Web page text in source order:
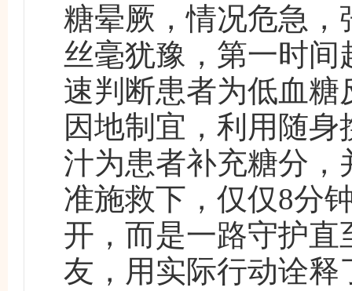
糖晕厥，情况危急
丝毫犹豫，第一时
速判断患者为低血
因地制宜，利用随
汁为患者补充糖分
准施救下，仅仅8分
开，而是一路守护
友，用实际行动诠释